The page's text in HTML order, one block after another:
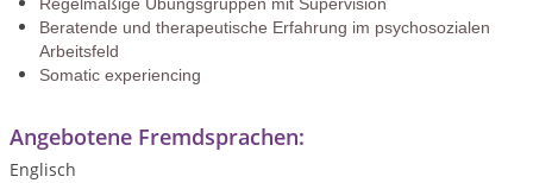
Regelmäßige Übungsgruppen mit Supervision
Beratende und therapeutische Erfahrung im psychosozialen
Arbeitsfeld
Somatic experiencing
Angebotene Fremdsprachen:
Englisch